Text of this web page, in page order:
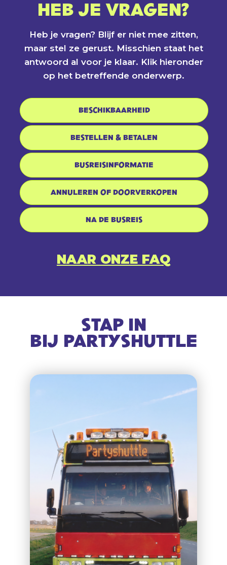
HEB JE VRAGEN?
Heb je vragen? Blijf er niet mee zitten,
maar stel ze gerust. Misschien staat het
antwoord al voor je klaar. Klik hieronder
op het betreffende onderwerp.
BESCHIKBAARHEID
BESTELLEN & BETALEN
BUSREISINFORMATIE
ANNULEREN OF DOORVERKOPEN
NA DE BUSREIS
NAAR ONZE FAQ
STAP IN
BIJ PARTYSHUTTLE